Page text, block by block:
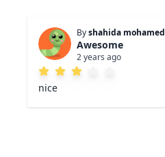
Byshahida mohamed
Awesome
2 years ago
nice